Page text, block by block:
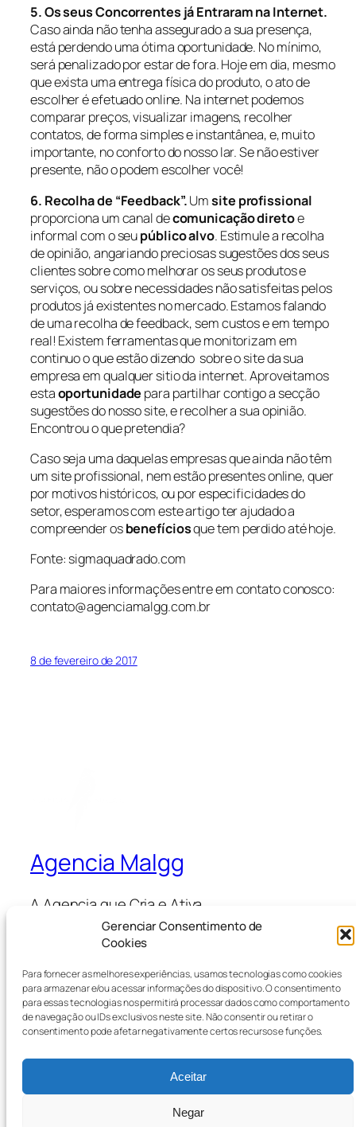
Gerenciar Consentimento de
Cookies
Para fornecer as melhores experiências, usamos tecnologias como cookies
para armazenar e/ou acessar informações do dispositivo. O consentimento
para essas tecnologias nos permitirá processar dados como comportamento
de navegação ou IDs exclusivos neste site. Não consentir ou retirar o
consentimento pode afetar negativamente certos recursos e funções.
Aceitar
Negar
5. Os seus Concorrentes já Entraram na Internet.
Caso ainda não tenha assegurado a sua presença,
está perdendo uma ótima oportunidade. No mínimo,
será penalizado por estar de fora. Hoje em dia, mesmo
que exista uma entrega física do produto, o ato de
escolher é efetuado online. Na internet podemos
comparar preços, visualizar imagens, recolher
contatos, de forma simples e instantânea, e, muito
importante, no conforto do nosso lar. Se não estiver
presente, não o podem escolher você!
6. Recolha de “Feedback”.Umsite profissional
proporciona um canal decomunicação diretoe
informal com o seupúblico alvo. Estimule a recolha
de opinião, angariando preciosas sugestões dos seus
clientes sobre como melhorar os seus produtos e
serviços, ou sobre necessidades não satisfeitas pelos
produtos já existentes no mercado. Estamos falando
de uma recolha de feedback, sem custos e em tempo
real! Existem ferramentas que monitorizam em
continuo o que estão dizendo sobre o site da sua
empresa em qualquer sitio da internet. Aproveitamos
estaoportunidade para partilhar contigo a secção
sugestões do nosso site, e recolher a sua opinião.
Encontrou o que pretendia?
Caso seja uma daquelas empresas que ainda não têm
um site profissional, nem estão presentes online, quer
por motivos históricos, ou por especificidades do
setor, esperamos com este artigo ter ajudado a
compreender osbenefíciosque tem perdido até hoje.
Fonte: sigmaquadrado.com
Para maiores informações entre em contato conosco:
contato@agenciamalgg.com.br
8 de fevereiro de 2017
Agencia Malgg
A Agencia que Cria e Ativa
Sobre
Perguntas frequentes
Autores
Loja
Padrões
Temas
Twenty Twenty-Five Criado comWordPress